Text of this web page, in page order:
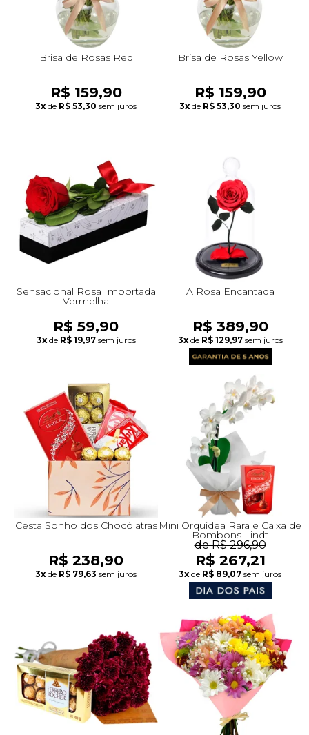
Brisa de Rosas Red
R$ 159,90
3x de R$ 53,30 sem juros
Brisa de Rosas Yellow
R$ 159,90
3x de R$ 53,30 sem juros
Sensacional Rosa Importada
Vermelha
R$ 59,90
3x de R$ 19,97 sem juros
A Rosa Encantada
R$ 389,90
3x de R$ 129,97 sem juros
Cesta Sonho dos Chocólatras
R$ 238,90
3x de R$ 79,63 sem juros
Mini Orquídea Rara e Caixa de
Bombons Lindt
de R$ 296,90
R$ 267,21
3x de R$ 89,07 sem juros